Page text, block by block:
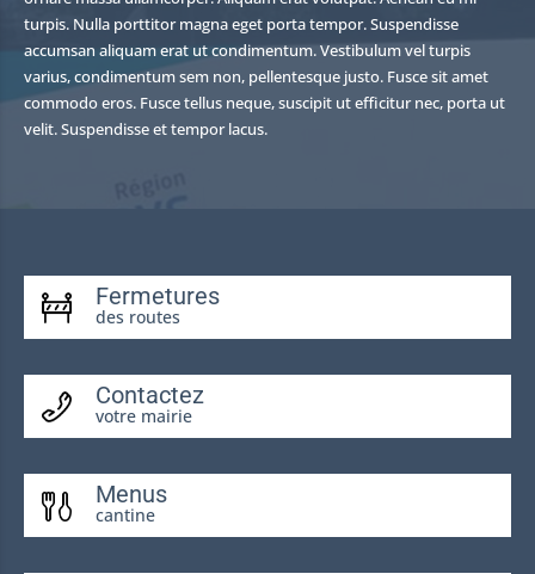
turpis. Nulla porttitor magna eget porta tempor. Suspendisse
accumsan aliquam erat ut condimentum. Vestibulum vel turpis
varius, condimentum sem non, pellentesque justo. Fusce sit amet
commodo eros. Fusce tellus neque, suscipit ut efficitur nec, porta ut
velit. Suspendisse et tempor lacus.
Fermetures
des routes
Contactez
votre mairie
Menus
cantine